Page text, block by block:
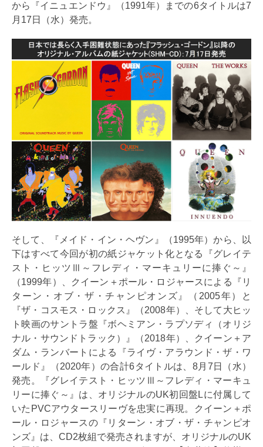
から『イニュエンドウ』（1991年）までの6タイトルは7
月17日（水）発売。
そして、『メイド・イン・ヘヴン』（1995年）から、以
下はすべて今回が初の紙ジャケット化となる『グレイテ
スト・ヒッツⅢ～フレディ・マーキュリーに捧ぐ～』
（1999年）、クイーン＋ポール・ロジャースによる『リ
ターン・オブ・ザ・チャンピオンズ』（2005年）と
『ザ・コスモス・ロックス』（2008年）、そして大ヒッ
ト映画のサントラ盤『ボヘミアン・ラプソディ（オリジ
ナル・サウンドトラック）』（2018年）、クイーン＋ア
ダム・ランバートによる『ライヴ・アラウンド・ザ・ワ
ールド』（2020年）の合計6タイトルは、8月7日（水）
発売。『グレイテスト・ヒッツⅢ～フレディ・マーキュ
リーに捧ぐ～』は、オリジナルのUK初回盤Lに付属して
いたPVCアウタースリーヴを忠実に再現。クイーン＋ポ
ール・ロジャースの『リターン・オブ・ザ・チャンピオ
ンズ』は、CD2枚組で発売されますが、オリジナルのUK